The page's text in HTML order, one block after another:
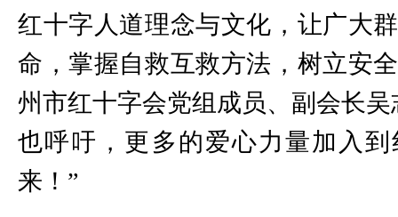
红十字人道理念与文化，让广大
命，掌握自救互救方法，树立安
州市红十字会党组成员、副会长吴
也呼吁，更多的爱心力量加入
来！”